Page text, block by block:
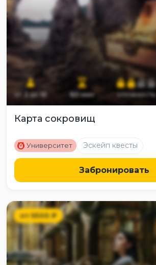
2до 10 60мин сложность
Карта сокровищ
M Университет Эскейп квесты
Забронировать
от5500₽